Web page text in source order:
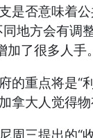
是否意味着
同地方会有调
加了很多人手
的重点将是“
拿大人觉得物